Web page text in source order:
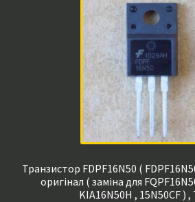
Транзистор FDPF16N50 (
оригінал ( заміна для
KIA16N50H , 15N50CF ) ,